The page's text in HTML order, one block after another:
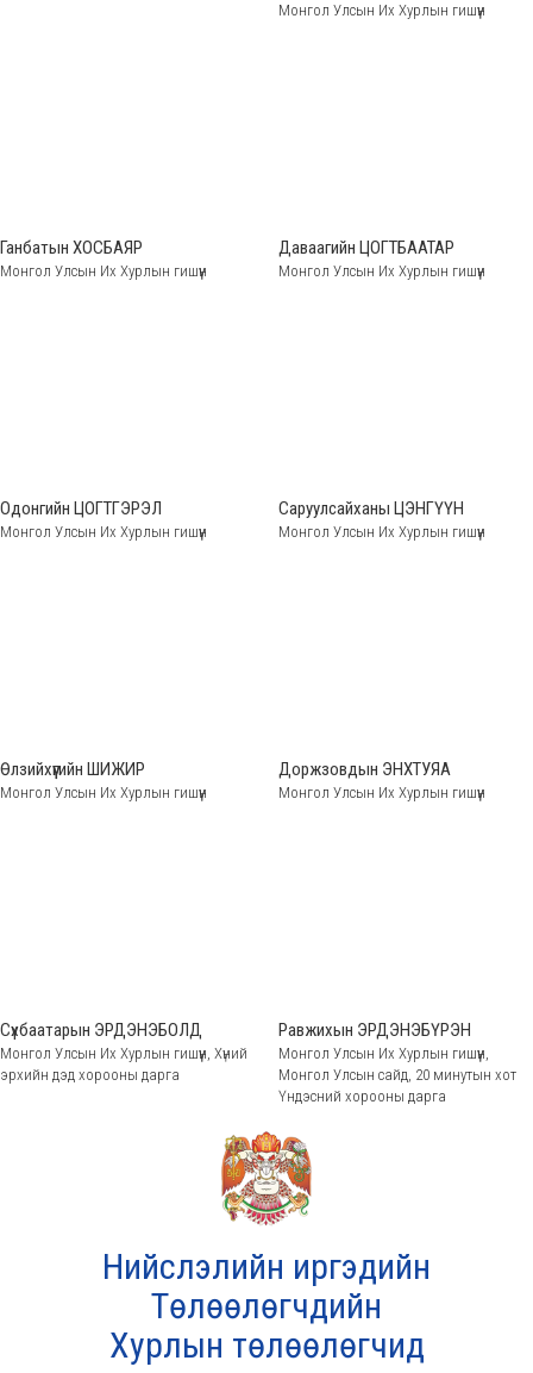
Монгол Улсын Их Хурлын гишүүн
Ганбатын ХОСБАЯР
Монгол Улсын Их Хурлын гишүүн
Даваагийн ЦОГТБААТАР
Монгол Улсын Их Хурлын гишүүн
Одонгийн ЦОГТГЭРЭЛ
Монгол Улсын Их Хурлын гишүүн
Саруулсайханы ЦЭНГҮҮН
Монгол Улсын Их Хурлын гишүүн
Өлзийхүүгийн ШИЖИР
Монгол Улсын Их Хурлын гишүүн
Доржзовдын ЭНХТУЯА
Монгол Улсын Их Хурлын гишүүн
Сүхбаатарын ЭРДЭНЭБОЛД
Монгол Улсын Их Хурлын гишүүн, Хүний
эрхийн дэд хорооны дарга
Равжихын ЭРДЭНЭБҮРЭН
Монгол Улсын Их Хурлын гишүүн,
Монгол Улсын сайд, 20 минутын хот
Үндэсний хорооны дарга
Нийслэлийн иргэдийн
Төлөөлөгчдийн
Хурлын төлөөлөгчид